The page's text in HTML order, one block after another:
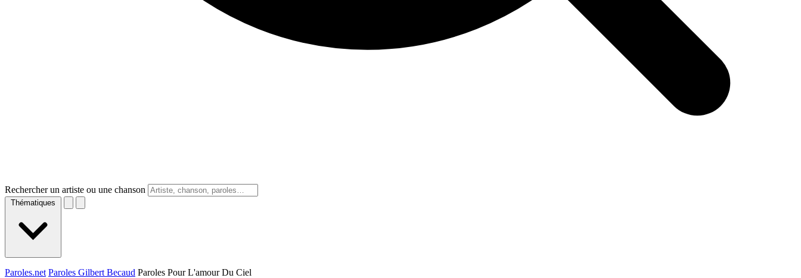
Rechercher un artiste ou une chanson
Thématiques
Paroles.net Paroles Gilbert Becaud Paroles Pour L'amour Du Ciel